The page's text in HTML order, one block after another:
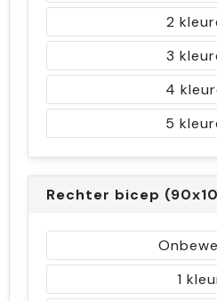
2
3
4
5
Rechter bicep
1